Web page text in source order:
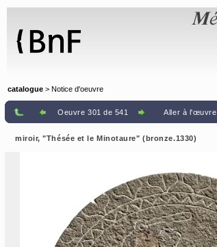
catalogue > Notice d'oeuvre
Oeuvre 301 de 541 Aller à l'œuvre
miroir, "Thésée et le Minotaure" (bronze.1330)